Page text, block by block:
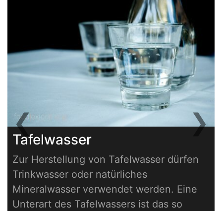
Tafelwasser
Zur Herstellung von Tafelwasser dürfen
Trinkwasser oder natürliches
Mineralwasser verwendet werden. Eine
Unterart des Tafelwassers ist das so
❮Previous ❯
Next